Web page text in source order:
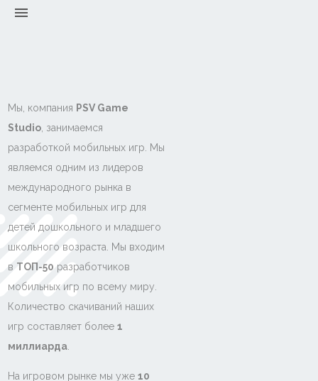
menu
Мы, компания PSV Game
Studio, занимаемся
разработкой мобильных игр. Мы
являемся одним из лидеров
международного рынка в
сегменте мобильных игр для
детей дошкольного и младшего
школьного возраста. Мы входим
в ТОП-50 разработчиков
мобильных игр по всему миру.
Количество скачиваний наших
игр составляет более 1
миллиарда.
На игровом рынке мы уже 10